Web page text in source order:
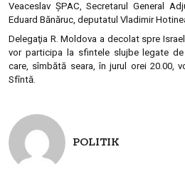
Veaceslav ȘPAC, Secretarul General
Eduard Bănăruc, deputatul Vladimir
Delegaţia R. Moldova a decolat spre
vor participa la sfintele slujbe legate
care, sîmbătă seara, în jurul orei 20.00,
Sfîntă.
POLITIK